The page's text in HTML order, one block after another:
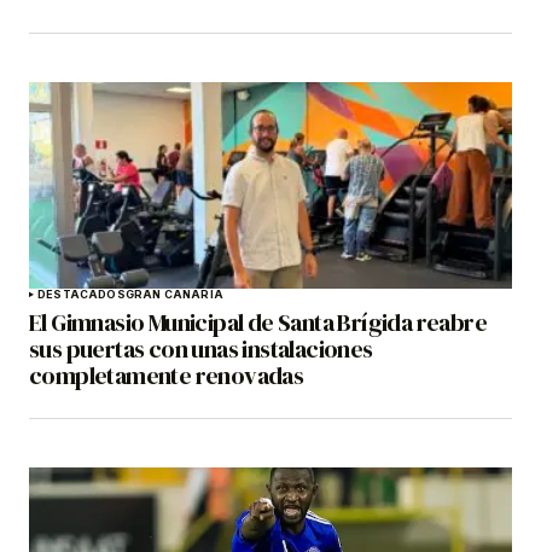
DESTACADOSGRAN CANARIA
El Gimnasio Municipal de Santa Brígida reabre
sus puertas con unas instalaciones
completamente renovadas